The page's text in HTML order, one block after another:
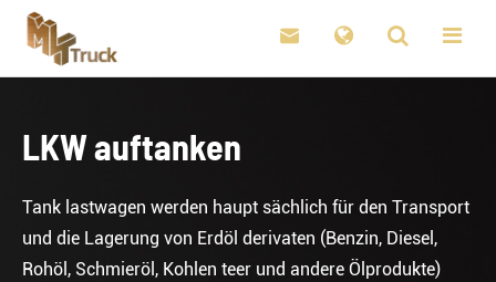

LKW auftanken
Tank lastwagen werden haupt sächlich für den Transport
und die Lagerung von Erdöl derivaten (Benzin, Diesel,
Rohöl, Schmieröl, Kohlen teer und andere Ölprodukte)